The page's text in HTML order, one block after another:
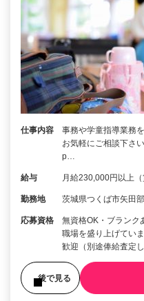
仕事内容
事務や学童指導業務
お気軽にご相談下さ
p…
給与 月給230,000円以上（
勤務地 茨城県つくば市矢田
応募資格
無資格OK・ブラン
職場を盛り上げてい
歓迎（別途俸給査定
後で見る